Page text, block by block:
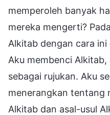
memperoleh banyak
mereka mengerti?
Alkitab dengan cara
Aku membenci
sebagai rujukan. Aku
menerangkan tentang
Alkitab dan asal-usul